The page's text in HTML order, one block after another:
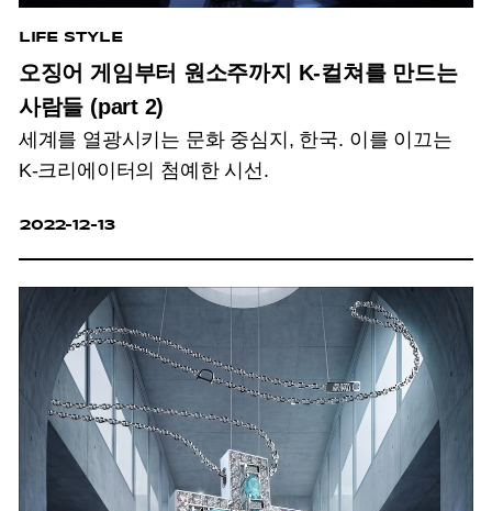
LIFE STYLE
오징어 게임부터 원소주까지 K-컬쳐를 만드는
사람들 (part 2)
세계를 열광시키는 문화 중심지, 한국. 이를 이끄는
K-크리에이터의 첨예한 시선.
2022-12-13